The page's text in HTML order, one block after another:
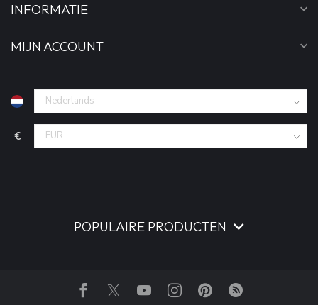
INFORMATIE
MIJN ACCOUNT
€
POPULAIRE PRODUCTEN